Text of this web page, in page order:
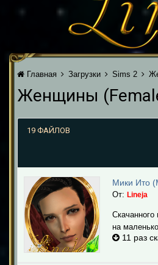
Главная Загрузки Sims 2
Женщины
19 ФАЙЛОВ
Мики Ито
От: Lineja
на
11 раз